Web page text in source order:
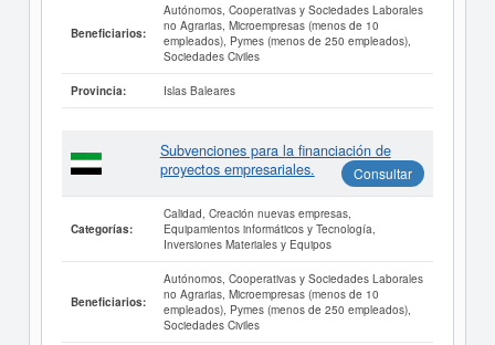
Beneficiarios:
Autónomos, Cooperativas y Sociedades Laborales
no Agrarias, Microempresas (menos de 10
empleados), Pymes (menos de 250 empleados),
Sociedades Civiles
Provincia: Islas Baleares
Subvenciones para la financiación de
proyectos empresariales.
Consultar
Categorías:
Calidad, Creación nuevas empresas,
Equipamientos informáticos y Tecnología,
Inversiones Materiales y Equipos
Beneficiarios:
Autónomos, Cooperativas y Sociedades Laborales
no Agrarias, Microempresas (menos de 10
empleados), Pymes (menos de 250 empleados),
Sociedades Civiles